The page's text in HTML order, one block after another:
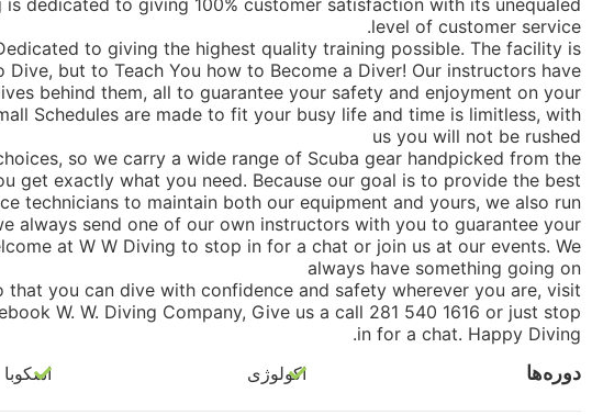
level of customer service.
to giving the highest quality training possible. The facility is
but to Teach You how to Become a Diver! Our instructors have
behind them, all to guarantee your safety and enjoyment on your
Schedules are made to fit your busy life and time is limitless, with
us you will not be rushed
so we carry a wide range of Scuba gear handpicked from the
get exactly what you need. Because our goal is to provide the best
technicians to maintain both our equipment and yours, we also run
always send one of our own instructors with you to guarantee your
at W W Diving to stop in for a chat or join us at our events. We
always have something going on
that you can dive with confidence and safety wherever you are, visit
W. W. Diving Company, Give us a call 281 540 1616 or just stop
in for a chat. Happy Diving.
دوره‌ها اکولوژی اسکوبا